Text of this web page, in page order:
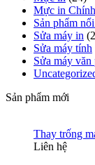
Mực in
Sản phẩm
Sửa máy in
Sửa máy tính
Sửa máy văn
Sản phẩm mới
Thay trống
Liên hệ